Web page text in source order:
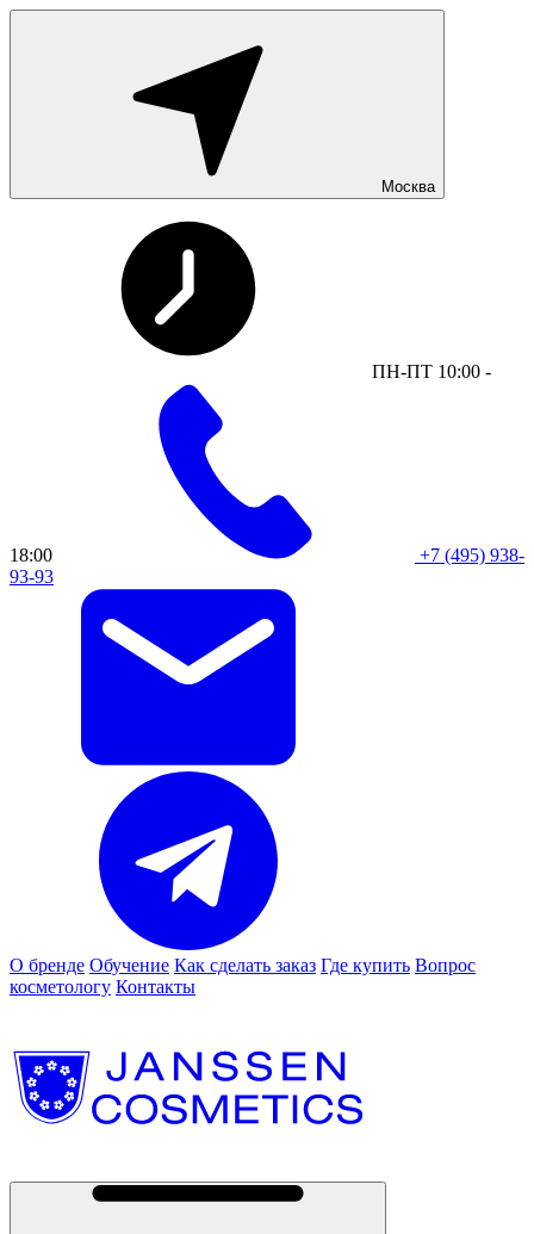
Москва
ПН-ПТ 10:00 -
18:00
+7 (495) 938-
93-93
О бренде Обучение Как сделать заказ Где купить Вопрос
косметологу Контакты